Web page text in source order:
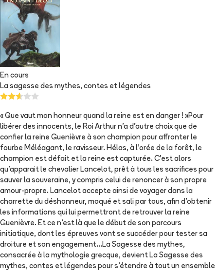
En cours
La sagesse des mythes, contes et légendes
« Que vaut mon honneur quand la reine est en danger ! »Pour
libérer des innocents, le Roi Arthur n’a d’autre choix que de
confier la reine Guenièvre à son champion pour affronter le
fourbe Méléagant, le ravisseur. Hélas, à l'orée de la forêt, le
champion est défait et la reine est capturée. C’est alors
qu’apparait le chevalier Lancelot, prêt à tous les sacrifices pour
sauver la souveraine, y compris celui de renoncer à son propre
amour-propre. Lancelot accepte ainsi de voyager dans la
charrette du déshonneur, moqué et sali par tous, afin d’obtenir
les informations qui lui permettront de retrouver la reine
Guenièvre. Et ce n’est là que le début de son parcours
initiatique, dont les épreuves vont se succéder pour tester sa
droiture et son engagement…La Sagesse des mythes,
consacrée à la mythologie grecque, devient La Sagesse des
mythes, contes et légendes pour s’étendre à tout un ensemble